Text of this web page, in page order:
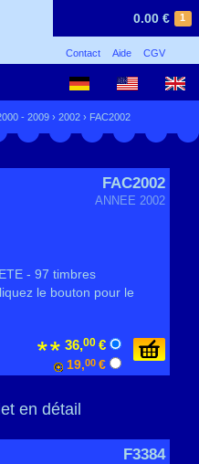
1
0.00 €
Contact Aide CGV
- 2009 › 2002 › FAC2002
FAC2002
ANNEE 2002
- 97 timbres
le bouton pour le
36,00 €
19,00 €
en détail
F3384